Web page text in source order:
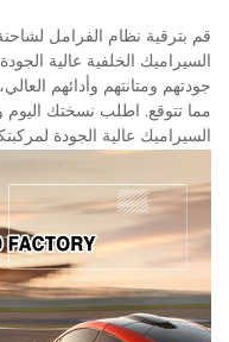
جودتهم ومتانتهم وأدائهم
مما تتوقع. اطلب نسختك اليوم
السيراميك عالية الجودة